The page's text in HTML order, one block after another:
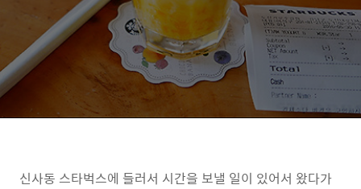
신사동 스타벅스에 들러서 시간을 보낼 일이 있어서 왔다가